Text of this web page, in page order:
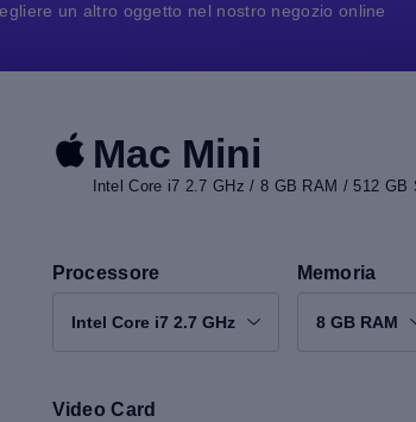
un altro oggetto nel nostro negozio online
Mac Mini
Intel Core i7 2.7 GHz / 8 GB RAM / 512
Processore
Intel Core i7 2.7 GHz
Memoria
8 GB RAM
Video Card